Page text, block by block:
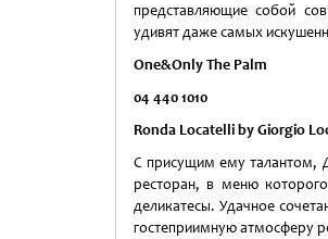
представляющие собой
удивят даже самых
One&Only The Palm
04 440 1010
Ronda Locatelli by Giorgio
С присущим ему талантом,
ресторан, в меню
деликатесы. Удачное
гостеприимную атмосферу